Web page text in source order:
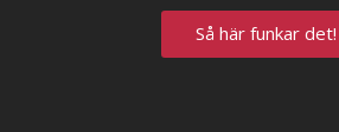
Så här funkar det!